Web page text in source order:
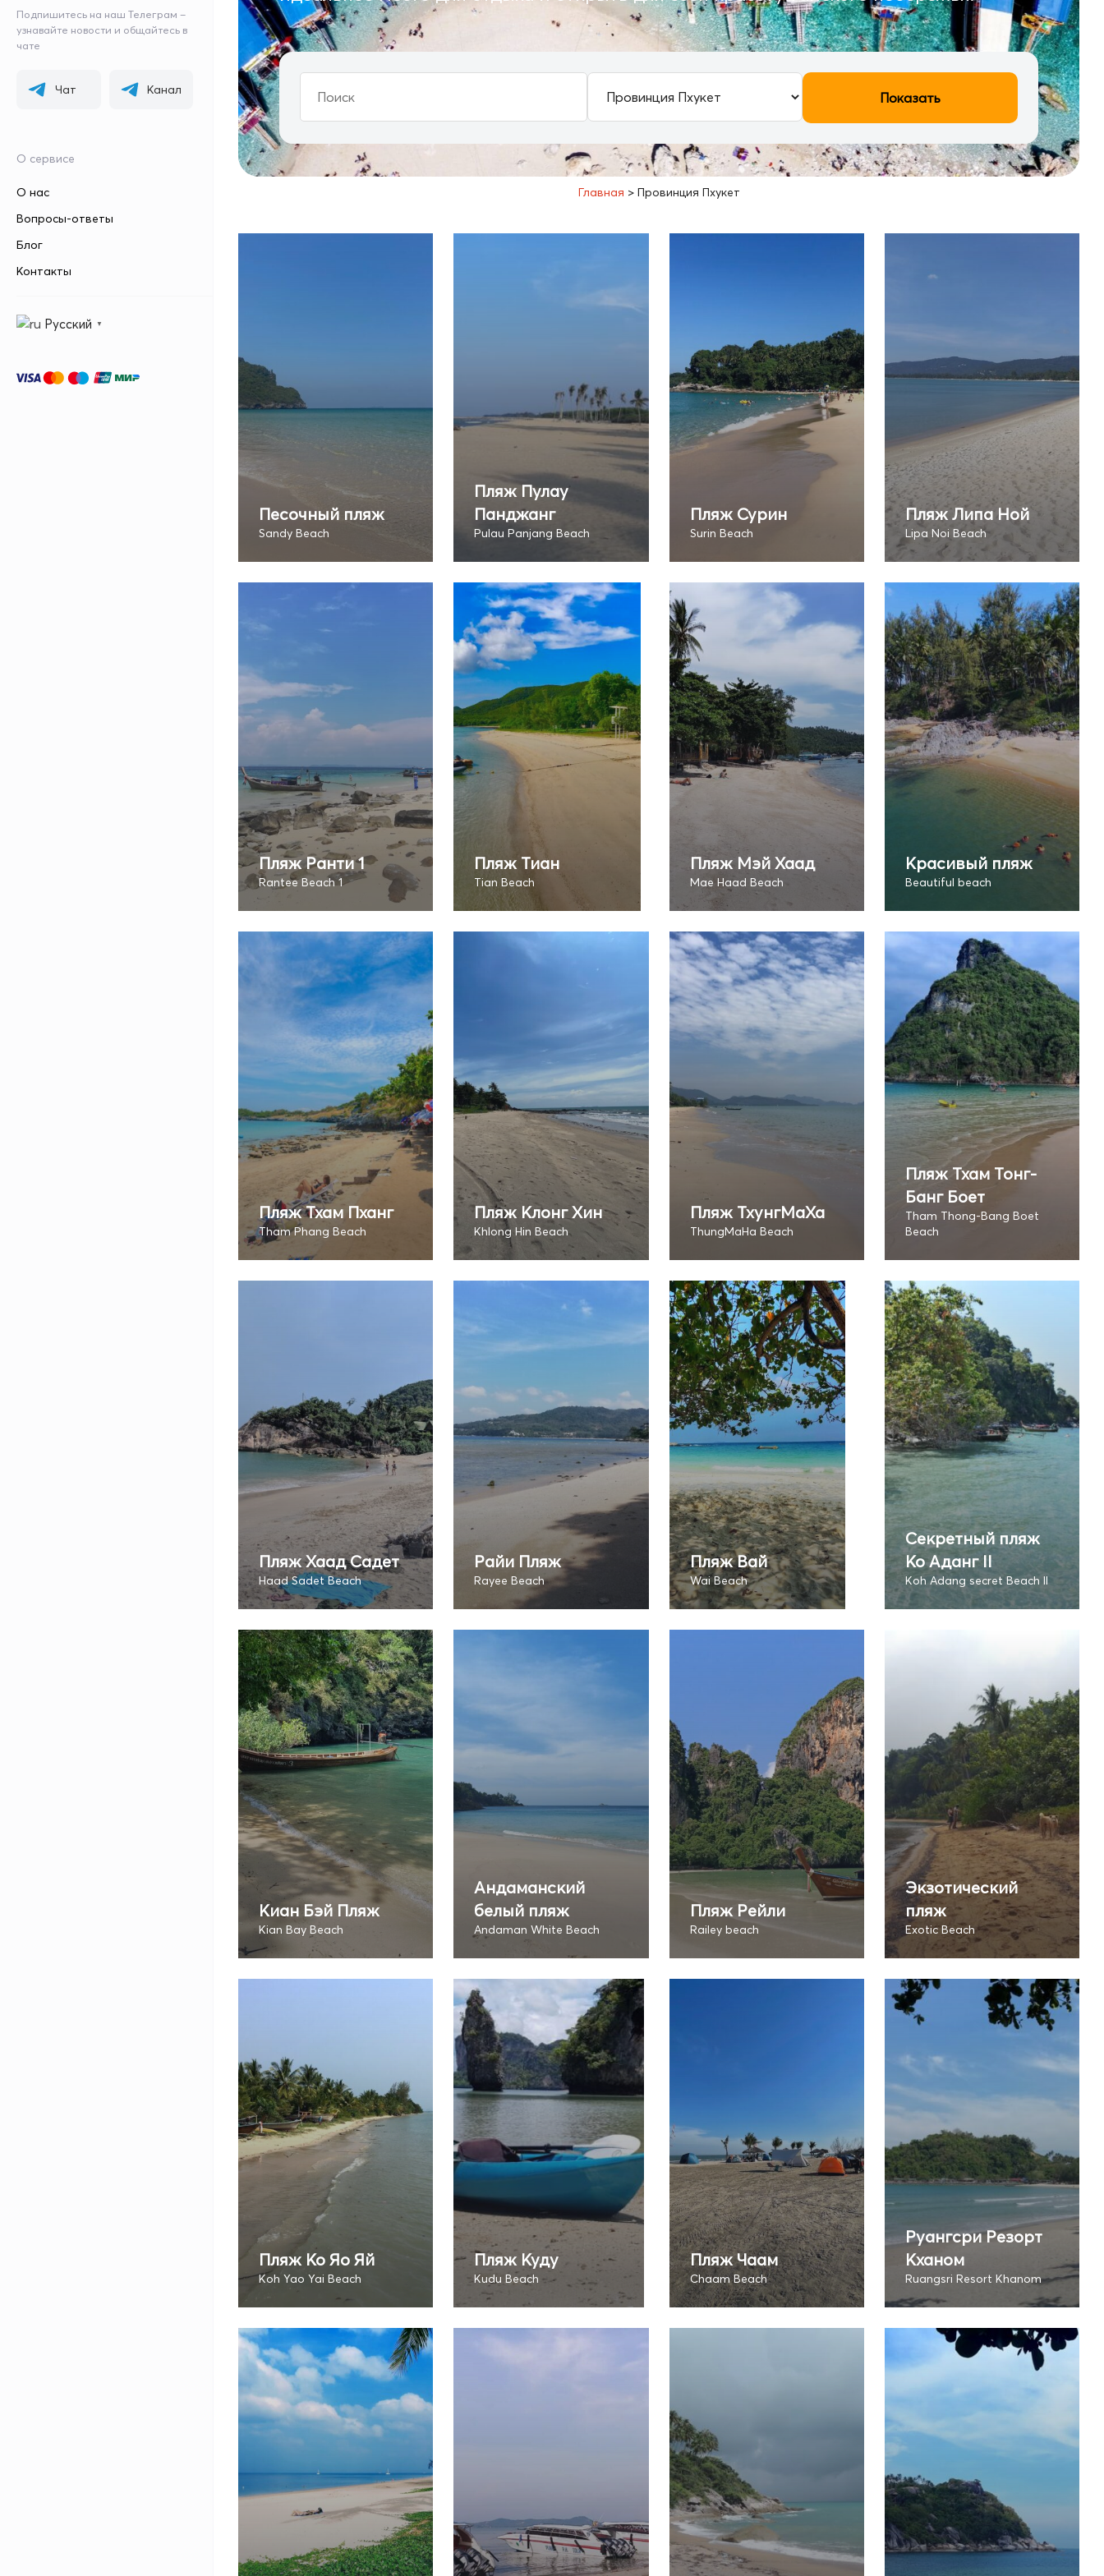
Подпишитесь на наш Телеграм –
узнавайте новости и общайтесь в
чате
Чат Канал
О сервисе
О нас
Вопросы-ответы
Блог
Контакты
Русский ▼
Показать
Главная > Провинция Пхукет
Песочный пляж
Sandy Beach
Пляж Пулау
Панджанг
Pulau Panjang Beach
Пляж Сурин
Surin Beach
Пляж Липа Ной
Lipa Noi Beach
Пляж Ранти 1
Rantee Beach 1
Пляж Тиан
Tian Beach
Пляж Мэй Хаад
Mae Haad Beach
Красивый пляж
Beautiful beach
Пляж Тхам Пханг
Tham Phang Beach
Пляж Клонг Хин
Khlong Hin Beach
Пляж ТхунгМаХа
ThungMaHa Beach
Пляж Тхам Тонг-
Банг Боет
Tham Thong-Bang Boet
Beach
Пляж Хаад Садет
Haad Sadet Beach
Райи Пляж
Rayee Beach
Пляж Вай
Wai Beach
Секретный пляж
Ко Аданг II
Koh Adang secret Beach II
Киан Бэй Пляж
Kian Bay Beach
Андаманский
белый пляж
Andaman White Beach
Пляж Рейли
Railey beach
Экзотический
пляж
Exotic Beach
Пляж Ко Яо Яй
Koh Yao Yai Beach
Пляж Куду
Kudu Beach
Пляж Чаам
Chaam Beach
Руангсри Резорт
Кханом
Ruangsri Resort Khanom